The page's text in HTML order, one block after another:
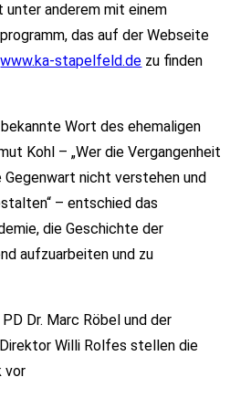
anderem mit einem
das auf der Webseite
www.ka-stapelfeld.de zu finden
bekannte Wort des ehemaligen
Kohl – „Wer die Vergangenheit
Gegenwart nicht verstehen und
– entschied das
die Geschichte der
aufzuarbeiten und zu